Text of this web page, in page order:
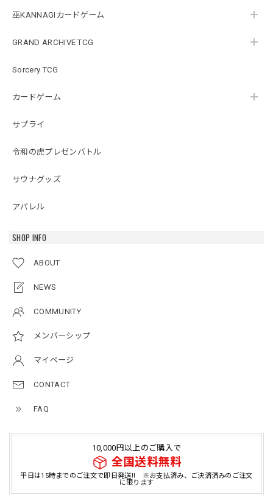
巫KANNAGIカードゲーム
GRAND ARCHIVE TCG
Sorcery TCG
カードゲーム
サプライ
令和の虎プレゼンバトル
サウナグッズ
アパレル
SHOP INFO
ABOUT
NEWS
COMMUNITY
メンバーシップ
マイページ
CONTACT
FAQ
10,000円以上のご購入で
全国送料無料
平日は15時までのご注文で即日発送!! ※お支払済み、ご決済済みのご注文
に限ります